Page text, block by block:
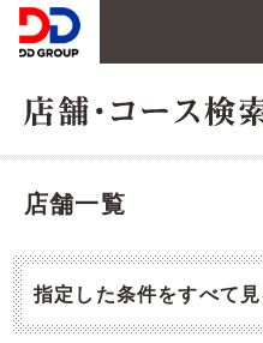
店舗一覧
指定した条件をすべて見